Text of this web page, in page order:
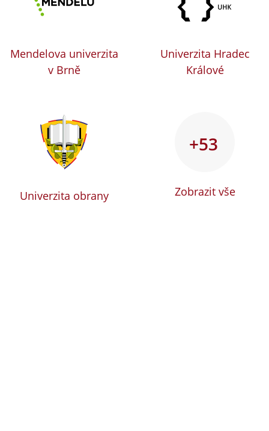
Mendelova univerzita
v Brně
Univerzita Hradec
Králové
Univerzita obrany
+53
Zobrazit vše